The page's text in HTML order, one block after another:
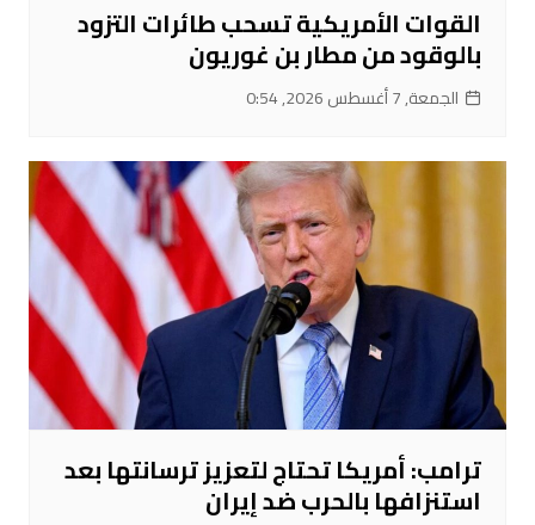
القوات الأمريكية تسحب طائرات التزود
بالوقود من مطار بن غوريون
الجمعة, 7 أغسطس 2026, 0:54
ترامب: أمريكا تحتاج لتعزيز ترسانتها بعد
استنزافها بالحرب ضد إيران